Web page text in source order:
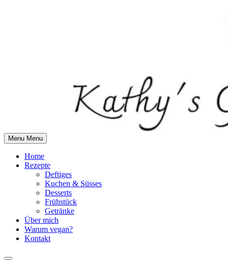
Menu Menu
Home
Rezepte
Deftiges
Kuchen & Süsses
Desserts
Frühstück
Getränke
Über mich
Warum vegan?
Kontakt